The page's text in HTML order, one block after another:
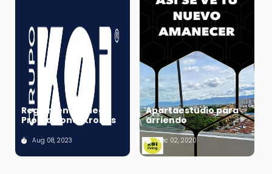
Reglamento Juego
Promocional Kronus
Aug 08, 2023
Apartaestudio para
arriendo
Dec 02, 2020